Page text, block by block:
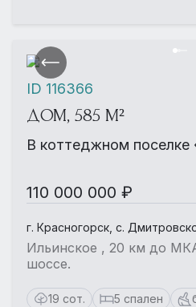
ДОМ, 585 М²
В коттеджном поселке
110 000 000 ₽
г. Красногорск, с.
Ильинское , 20 км до
шоссе.
19 сот. 5 спален
ID 116366